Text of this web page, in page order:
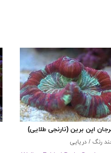
اپن برین (نارنجی طلایی)
رنگ / دریایی